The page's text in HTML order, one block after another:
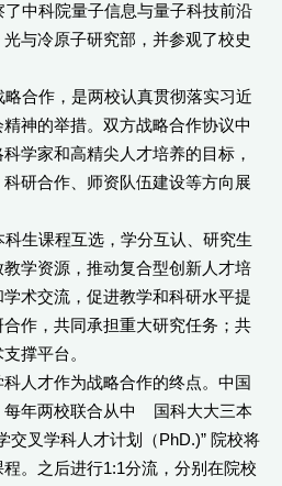
中科院量子信息与量子科技前沿
与冷原子研究部，并参观了校史
合作，是两校认真贯彻落实习近
神的举措。双方战略合作协议中
学家和高精尖人才培养的目标，
研合作、师资队伍建设等方向展
生课程互选，学分互认、研究生
学资源，推动复合型创新人才培
术交流，促进教学和科研水平提
作，共同承担重大研究任务；共
撑平台。
人才作为战略合作的终点。中国
每年两校联合从中 国科大大三本
交叉学科人才计划（PhD.)” 院校将
。之后进行1:1分流，分别在院校